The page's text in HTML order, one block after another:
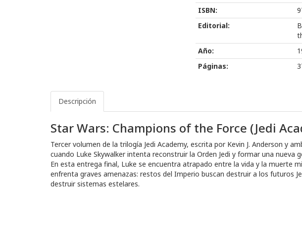
ISBN:
Editorial:
Año:
Páginas:
Descripción
Star Wars: Champions of the Force (Jedi
Tercer volumen de la trilogía Jedi Academy, escrita por Kevin J. Anderson y
cuando Luke Skywalker intenta reconstruir la Orden Jedi y formar una nueva
En esta entrega final, Luke se encuentra atrapado entre la vida y la muerte
enfrenta graves amenazas: restos del Imperio buscan destruir a los futuros
destruir sistemas estelares.